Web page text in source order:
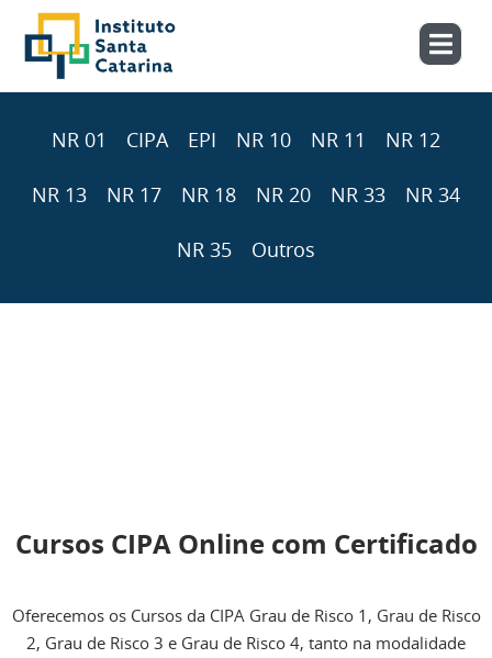
NR 01 CIPA EPI NR 10 NR 11 NR 12
NR 13 NR 17 NR 18 NR 20 NR 33 NR 34
NR 35 Outros
Cursos CIPA Online com Certificado
Oferecemos os Cursos da CIPA Grau de Risco 1, Grau de Risco
2, Grau de Risco 3 e Grau de Risco 4, tanto na modalidade